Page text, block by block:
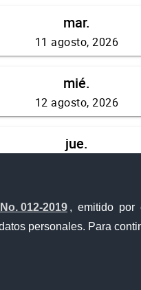
012-2019 , emitido por
personales. Para